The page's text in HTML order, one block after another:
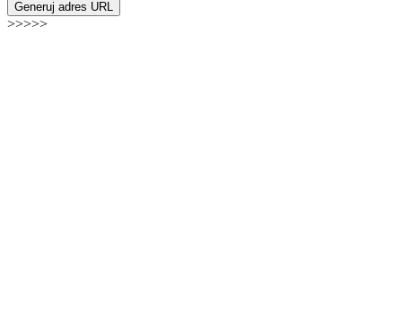
Generuj adres URL
>>>>>